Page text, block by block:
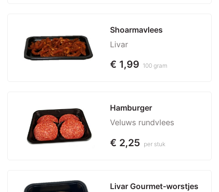
Shoarmavlees
Livar
€ 1,99 100 gram
Hamburger
Veluws rundvlees
€ 2,25 per stuk
Livar Gourmet-worstjes